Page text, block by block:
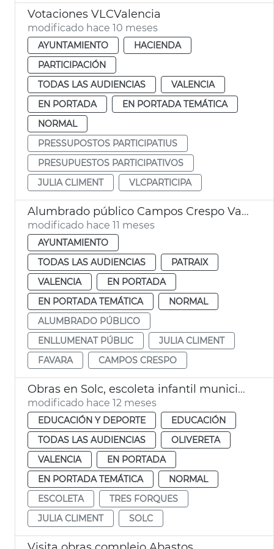
Votaciones VLCValencia
modificado hace 10 meses
AYUNTAMIENTO
HACIENDA
PARTICIPACIÓN
TODAS LAS AUDIENCIAS
VALENCIA
EN PORTADA
EN PORTADA TEMÁTICA
NORMAL
PRESSUPOSTOS PARTICIPATIUS
PRESUPUESTOS PARTICIPATIVOS
JULIA CLIMENT
VLCPARTICIPA
Alumbrado público Campos Crespo València
modificado hace 11 meses
AYUNTAMIENTO
TODAS LAS AUDIENCIAS
PATRAIX
VALENCIA
EN PORTADA
EN PORTADA TEMÁTICA
NORMAL
ALUMBRADO PÚBLICO
ENLLUMENAT PÚBLIC
JULIA CLIMENT
FAVARA
CAMPOS CRESPO
Obras en Solc, escoleta infantil municipal València
modificado hace 12 meses
EDUCACIÓN Y DEPORTE
EDUCACIÓN
TODAS LAS AUDIENCIAS
OLIVERETA
VALENCIA
EN PORTADA
EN PORTADA TEMÁTICA
NORMAL
ESCOLETA
TRES FORQUES
JULIA CLIMENT
SOLC